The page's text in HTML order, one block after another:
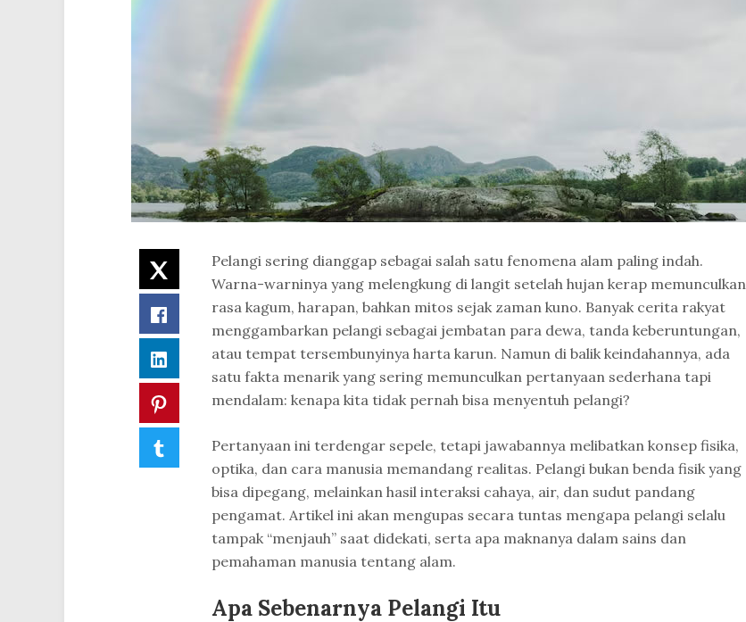
Twitter
Facebook
LinkedIn
Pinterest
Tumblr
Pelangi sering dianggap sebagai salah satu fenomena alam paling indah.
Warna-warninya yang melengkung di langit setelah hujan kerap memunculkan
rasa kagum, harapan, bahkan mitos sejak zaman kuno. Banyak cerita rakyat
menggambarkan pelangi sebagai jembatan para dewa, tanda keberuntungan,
atau tempat tersembunyinya harta karun. Namun di balik keindahannya, ada
satu fakta menarik yang sering memunculkan pertanyaan sederhana tapi
mendalam: kenapa kita tidak pernah bisa menyentuh pelangi?
Pertanyaan ini terdengar sepele, tetapi jawabannya melibatkan konsep fisika,
optika, dan cara manusia memandang realitas. Pelangi bukan benda fisik yang
bisa dipegang, melainkan hasil interaksi cahaya, air, dan sudut pandang
pengamat. Artikel ini akan mengupas secara tuntas mengapa pelangi selalu
tampak “menjauh” saat didekati, serta apa maknanya dalam sains dan
pemahaman manusia tentang alam.
Apa Sebenarnya Pelangi Itu